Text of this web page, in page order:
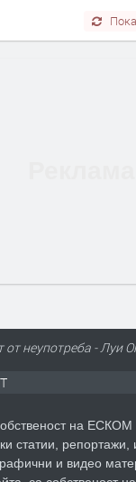
неупотреба - Луи
на
статии, репортажи,
и видео